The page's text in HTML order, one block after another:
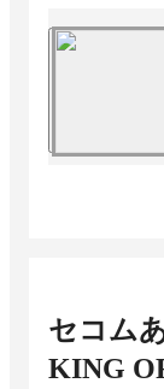
セコム
KING